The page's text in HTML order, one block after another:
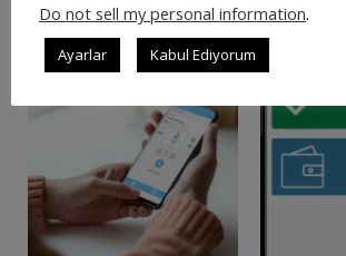
İlişkili Yazılar
Do not sell my personal information.
Ayarlar Kabul Ediyorum